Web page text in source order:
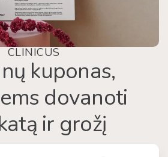
CLINICUS
kuponas,
dovanoti
ir grožį